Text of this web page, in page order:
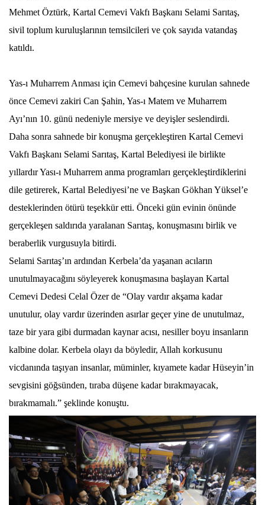
Mehmet Öztürk, Kartal Cemevi Vakfı Başkanı Selami Sarıtaş,
sivil toplum kuruluşlarının temsilcileri ve çok sayıda vatandaş
katıldı.
Yas-ı Muharrem Anması için Cemevi bahçesine kurulan sahnede
önce Cemevi zakiri Can Şahin, Yas-ı Matem ve Muharrem
Ayı’nın 10. günü nedeniyle mersiye ve deyişler seslendirdi.
Daha sonra sahnede bir konuşma gerçekleştiren Kartal Cemevi
Vakfı Başkanı Selami Sarıtaş, Kartal Belediyesi ile birlikte
yıllardır Yası-ı Muharrem anma programları gerçekleştirdiklerini
dile getirerek, Kartal Belediyesi’ne ve Başkan Gökhan Yüksel’e
desteklerinden ötürü teşekkür etti. Önceki gün evinin önünde
gerçekleşen saldırıda yaralanan Sarıtaş, konuşmasını birlik ve
beraberlik vurgusuyla bitirdi.
Selami Sarıtaş’ın ardından Kerbela’da yaşanan acıların
unutulmayacağını söyleyerek konuşmasına başlayan Kartal
Cemevi Dedesi Celal Özer de “Olay vardır akşama kadar
unutulur, olay vardır üzerinden asırlar geçer yine de unutulmaz,
taze bir yara gibi durmadan kaynar acısı, nesiller boyu insanların
kalbine dolar. Kerbela olayı da böyledir, Allah korkusunu
vicdanında taşıyan insanlar, müminler, kıyamete kadar Hüseyin’in
sevgisini göğsünden, tıraba düşene kadar bırakmayacak,
bırakmamalı.” şeklinde konuştu.